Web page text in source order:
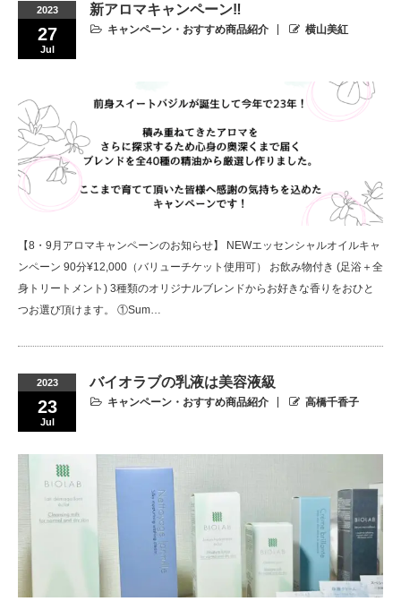
2023
27
Jul
新アロマキャンペーン‼︎
キャンペーン・おすすめ商品紹介 横山美紅
【8・9月アロマキャンペーンのお知らせ】 NEWエッセンシャルオイルキャ
ンペーン 90分¥12,000（バリューチケット使用可） お飲み物付き (足浴＋全
身トリートメント) 3種類のオリジナルブレンドからお好きな香りをおひと
つお選び頂けます。 ①Sum…
2023
23
Jul
バイオラブの乳液は美容液級
キャンペーン・おすすめ商品紹介 高橋千香子